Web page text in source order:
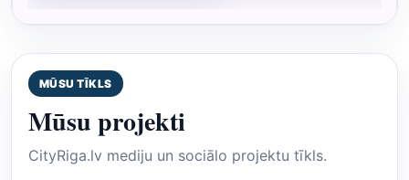
MŪSU TĪKLS
Mūsu projekti
CityRiga.lv mediju un sociālo projektu tīkls.